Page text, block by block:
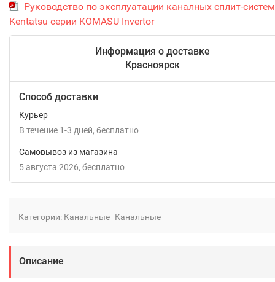
Руководство по эксплуатации каналных сплит-систем
Kentatsu серии KOMASU Invertor
Информация о доставке
Красноярск
Способ доставки
Курьер
В течение 1-3 дней Бесплатно
Самовывоз из магазина
5 августа 2026
Бесплатно
Категории: Канальные Канальные
Описание